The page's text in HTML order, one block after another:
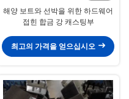
해양 보트와 선박을 위한 하드웨어
접힌 합금 강 캐스팅부
최고의 가격을 얻으십시오